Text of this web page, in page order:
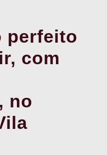
perfeito
com
no